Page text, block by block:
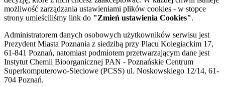
możliwość zarządzania ustawieniami plików cookies - w stopce
strony umieściliśmy link do "Zmień ustawienia Cookies".
Administratorem danych osobowych użytkowników serwisu jest
Prezydent Miasta Poznania z siedzibą przy Placu Kolegiackim 17,
61-841 Poznań, natomiast podmiotem przetwarzającym dane jest
Instytut Chemii Bioorganicznej PAN - Poznańskie Centrum
Superkomputerowo-Sieciowe (PCSS) ul. Noskowskiego 12/14, 61-
704 Poznań.